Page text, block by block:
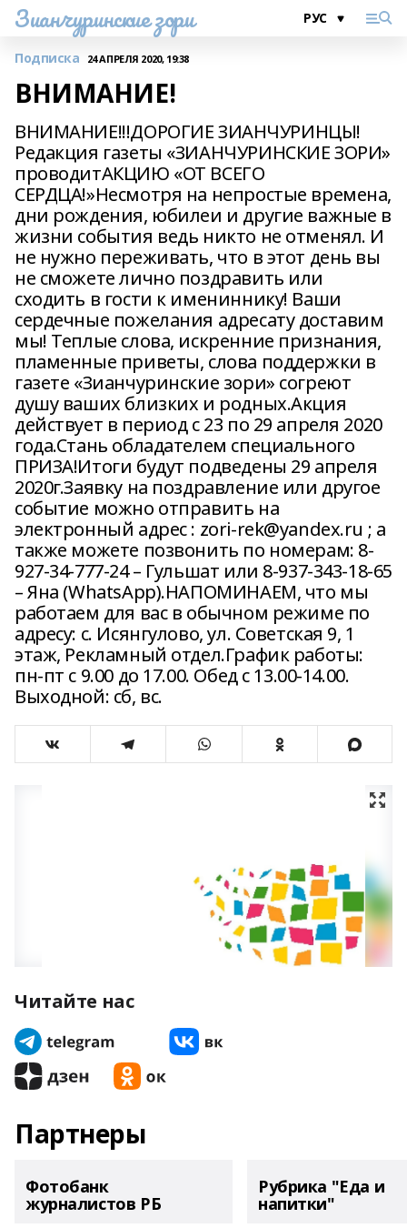
Зианчуринские зори
Подписка 24 АПРЕЛЯ 2020, 19:38
ВНИМАНИЕ!
ВНИМАНИЕ!!!ДОРОГИЕ ЗИАНЧУРИНЦЫ!
Редакция газеты «ЗИАНЧУРИНСКИЕ ЗОРИ»
проводитАКЦИЮ «ОТ ВСЕГО
СЕРДЦА!»Несмотря на непростые времена,
дни рождения, юбилеи и другие важные в
жизни события ведь никто не отменял. И
не нужно переживать, что в этот день вы
не сможете лично поздравить или
сходить в гости к имениннику! Ваши
сердечные пожелания адресату доставим
мы! Теплые слова, искренние признания,
пламенные приветы, слова поддержки в
газете «Зианчуринские зори» согреют
душу ваших близких и родных.Акция
действует в период с 23 по 29 апреля 2020
года.Стань обладателем специального
ПРИЗА!Итоги будут подведены 29 апреля
2020г.Заявку на поздравление или другое
событие можно отправить на
электронный адрес : zori-rek@yandex.ru ; а
также можете позвонить по номерам: 8-
927-34-777-24 – Гульшат или 8-937-343-18-65
– Яна (WhatsApp).НАПОМИНАЕМ, что мы
работаем для вас в обычном режиме по
адресу: с. Исянгулово, ул. Советская 9, 1
этаж, Рекламный отдел.График работы:
пн-пт с 9.00 до 17.00. Обед с 13.00-14.00.
Выходной: сб, вс.
Читайте нас
Партнеры
Фотобанк
журналистов РБ
Рубрика "Еда и
напитки"